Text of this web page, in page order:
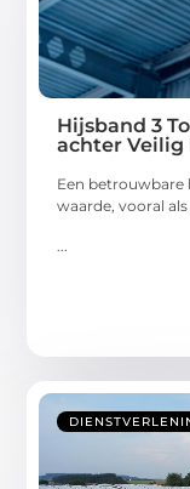
Hijsband 3
achter Veilig
Een betrouwbare
waarde, vooral